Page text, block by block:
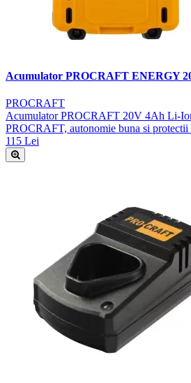
Acumulator PROCRAFT ENERGY
PROCRAFT
Acumulator PROCRAFT 20V 4Ah Li-
PROCRAFT, autonomie buna si protectii
115 Lei